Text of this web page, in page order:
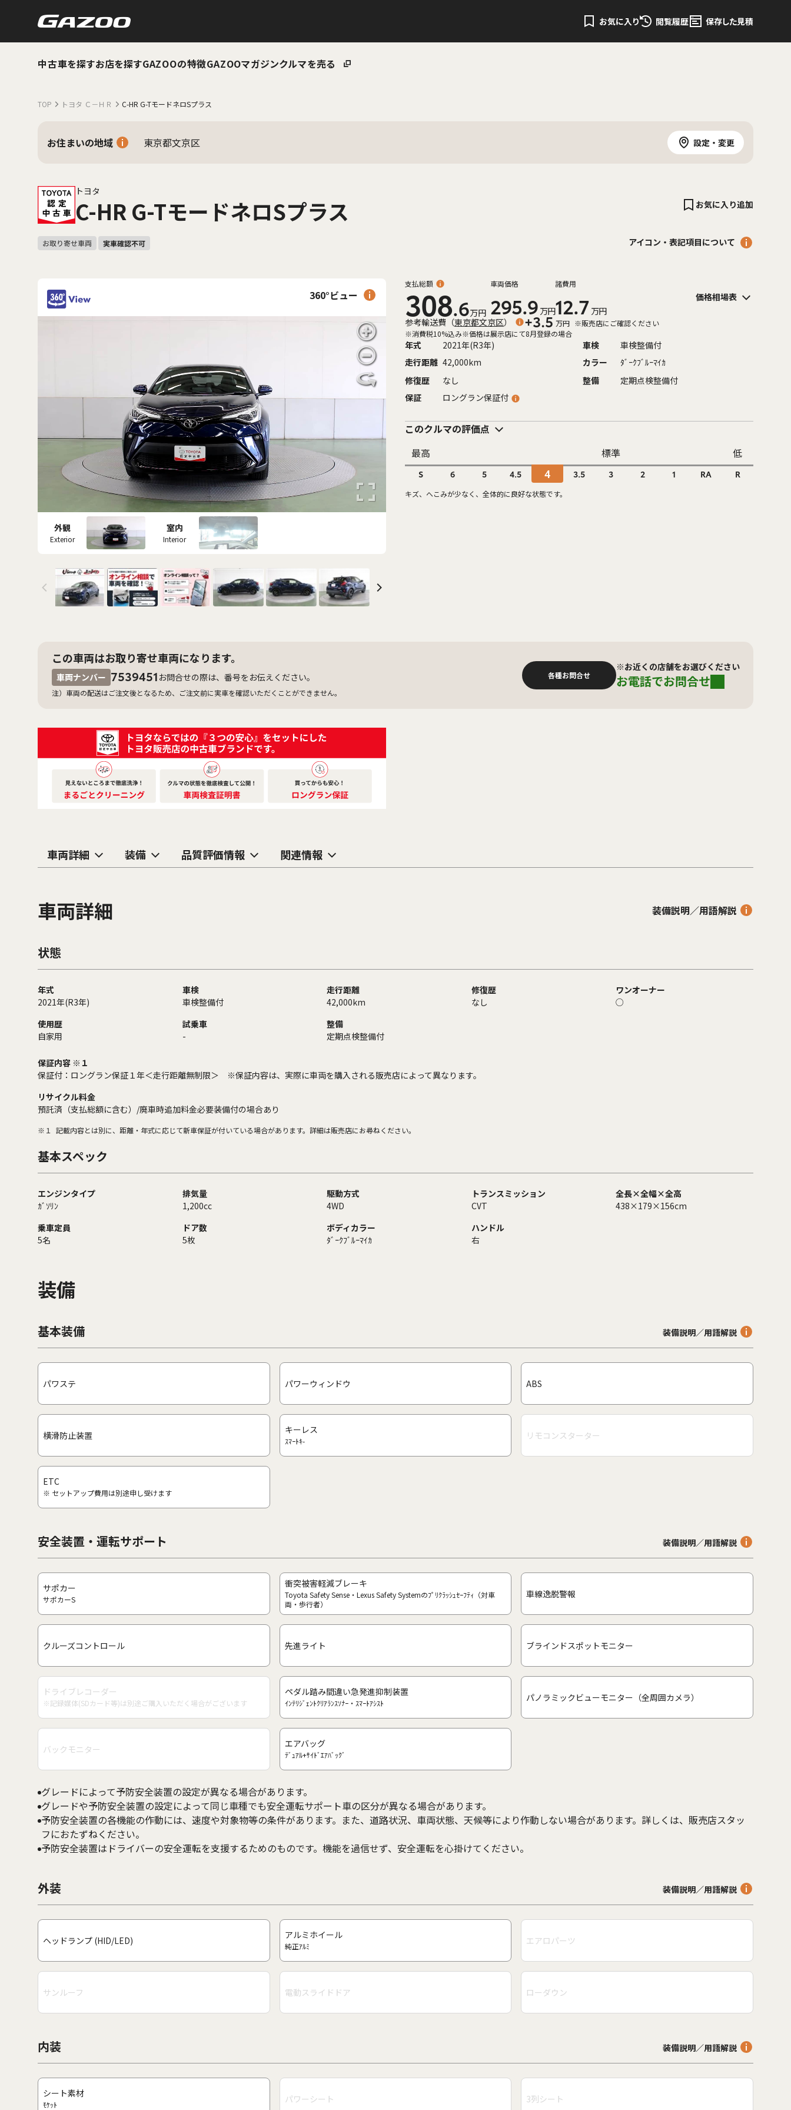
お気に入り 閲覧履歴 保存した見積
中古車を探すお店を探すGAZOOの特徴GAZOOマガジンクルマを売る
TOP トヨタ Ｃ－ＨＲ C-HR G-TモードネロSプラス
お住まいの地域 東京都文京区 設定・変更
トヨタ
C-HR G-TモードネロSプラス お気に入り追加
アイコン・表記項目について
360°ビュー
外観
Exterior
室内
Interior
支払総額
308.6万円
車両価格
295.9 万円
諸費用
12.7 万円
価格相場表
参考輸送費 （東京都文京区） +3.5 万円 ※販売店にご確認ください
※消費税10%込み※価格は展示店にて8月登録の場合
年式 2021年(R3年) 車検
車検整備付
走行距離 42,000km カラー
ﾀﾞｰｸﾌﾞﾙｰﾏｲｶ
修復歴
なし 整備
定期点検整備付
保証
ロングラン保証付
このクルマの評価点
最高
標準 低
S 6 5 4.5 4 3.5 3 2 1 RA R
キズ、へこみが少なく、全体的に良好な状態です。
この車両はお取り寄せ車両になります。
車両ナンバー 7539451 お問合せの際は、番号をお伝えください。
注）車両の配送はご注文後となるため、ご注文前に実車を確認いただくことができません。
各種お問合せ
※お近くの店舗をお選びください
お電話でお問合せ
車両詳細 装備 品質評価情報 関連情報
車両詳細 装備説明／用語解説
状態
年式
2021年(R3年)
車検
車検整備付
走行距離
42,000km
修復歴
なし
ワンオーナー
○
使用歴
自家用
試乗車
-
整備
定期点検整備付
保証内容 ※１
保証付：ロングラン保証１年＜走行距離無制限＞ ※保証内容は、実際に車両を購入される販売店によって異なります。
リサイクル料金
預託済（支払総額に含む）/廃車時追加料金必要装備付の場合あり
※１ 記載内容とは別に、距離・年式に応じて新車保証が付いている場合があります。詳細は販売店にお尋ねください。
基本スペック
エンジンタイプ
ｶﾞｿﾘﾝ
排気量
1,200cc
駆動方式
4WD
トランスミッション
CVT
全長×全幅×全高
438×179×156cm
乗車定員
5名
ドア数
5枚
ボディカラー
ﾀﾞｰｸﾌﾞﾙｰﾏｲｶ
ハンドル
右
装備
基本装備 装備説明／用語解説
パワステ パワーウィンドウ ABS
横滑防止装置 キーレス
ｽﾏｰﾄｷ- リモコンスターター
ETC
※ セットアップ費用は別途申し受けます
安全装置・運転サポート 装備説明／用語解説
サポカー
サポカーS
衝突被害軽減ブレーキ
Toyota Safety Sense・Lexus Safety Systemのﾌﾟﾘｸﾗｯｼｭｾｰﾌﾃｨ（対車
両・歩行者）
車線逸脱警報
クルーズコントロール 先進ライト ブラインドスポットモニター
ドライブレコーダー
※記録媒体(SDカード等)は別途ご購入いただく場合がございます
ペダル踏み間違い急発進抑制装置
ｲﾝﾃﾘｼﾞｪﾝﾄｸﾘｱﾗﾝｽｿﾅｰ・ｽﾏｰﾄｱｼｽﾄ パノラミックビューモニター（全周囲カメラ）
バックモニター エアバッグ
ﾃﾞｭｱﾙ+ｻｲﾄﾞｴｱﾊﾞｯｸﾞ
グレードによって予防安全装置の設定が異なる場合があります。
グレードや予防安全装置の設定によって同じ車種でも安全運転サポート車の区分が異なる場合があります。
予防安全装置の各機能の作動には、速度や対象物等の条件があります。また、道路状況、車両状態、天候等により作動しない場合があります。詳しくは、販売店スタッ
フにおたずねください。
予防安全装置はドライバーの安全運転を支援するためのものです。機能を過信せず、安全運転を心掛けてください。
外装 装備説明／用語解説
ヘッドランプ (HID/LED) アルミホイール
純正ｱﾙﾐ エアロパーツ
サンルーフ 電動スライドドア ローダウン
内装 装備説明／用語解説
シート素材
ﾓｹｯﾄ パワーシート 3列シート